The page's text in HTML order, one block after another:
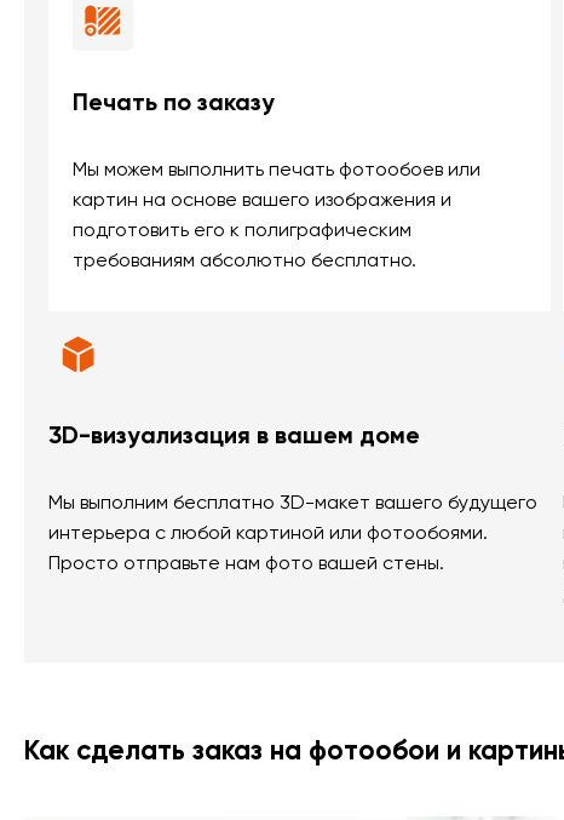
Печать по заказу
Мы можем выполнить печать фотообоев или
картин на основе вашего изображения и
подготовить его к полиграфическим
требованиям абсолютно бесплатно.
3D-визуализация в вашем доме
Мы выполним бесплатно 3D-макет вашего будущего
интерьера с любой картиной или фотообоями.
Просто отправьте нам фото вашей стены.
Как сделать заказ на фотообои и